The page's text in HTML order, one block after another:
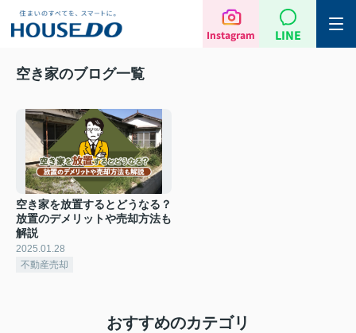
Instagram LINE
空き家のブログ一覧
空き家を放置するとどうなる？
放置のデメリットや売却方法も
解説
2025.01.28
不動産売却
おすすめのカテゴリ